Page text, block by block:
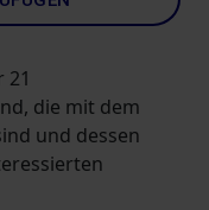
21
die mit dem
und dessen